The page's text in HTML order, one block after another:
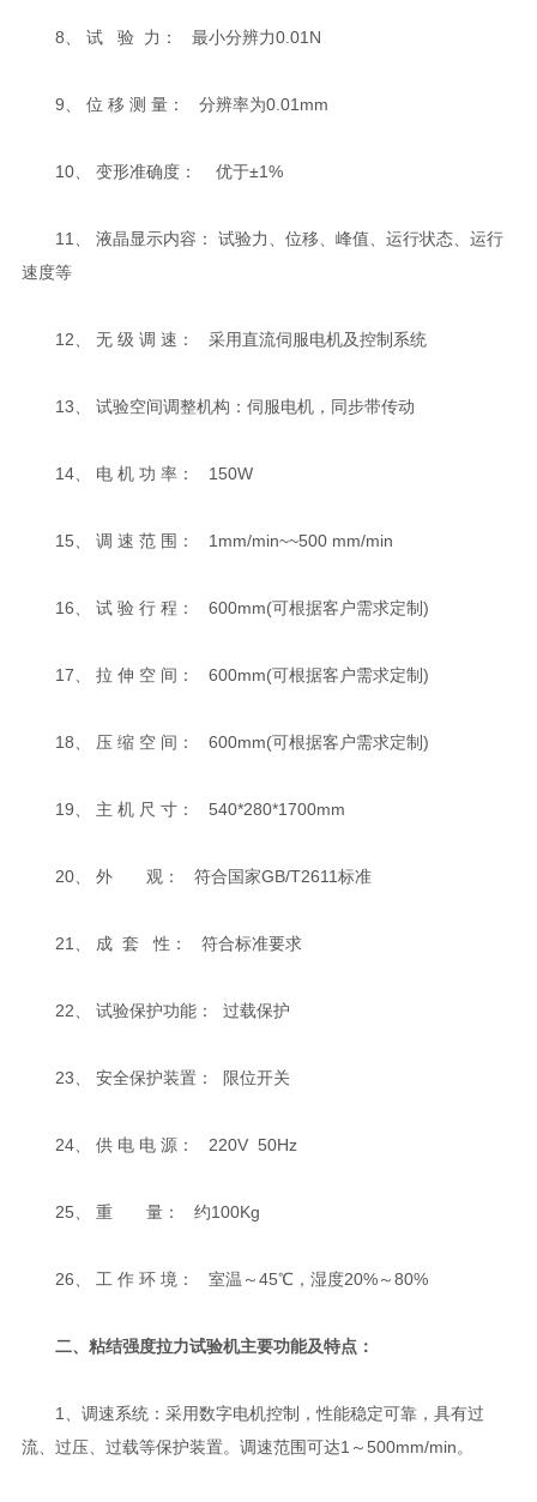
8、 试 验 力： 最小分辨力0.01N
9、 位 移 测 量： 分辨率为0.01mm
10、 变形准确度： 优于±1%
11、 液晶显示内容： 试验力、位移、峰值、运行状态、运行
速度等
12、 无 级 调 速： 采用直流伺服电机及控制系统
13、 试验空间调整机构：伺服电机，同步带传动
14、 电 机 功 率： 150W
15、 调 速 范 围： 1mm/min~~500 mm/min
16、 试 验 行 程： 600mm(可根据客户需求定制)
17、 拉 伸 空 间： 600mm(可根据客户需求定制)
18、 压 缩 空 间： 600mm(可根据客户需求定制)
19、 主 机 尺 寸： 540*280*1700mm
20、 外 观： 符合国家GB/T2611标准
21、 成 套 性： 符合标准要求
22、 试验保护功能： 过载保护
23、 安全保护装置： 限位开关
24、 供 电 电 源： 220V 50Hz
25、 重 量： 约100Kg
26、 工 作 环 境： 室温～45℃，湿度20%～80%
二、粘结强度拉力试验机主要功能及特点：
1、调速系统：采用数字电机控制，性能稳定可靠，具有过
流、过压、过载等保护装置。调速范围可达1～500mm/min。